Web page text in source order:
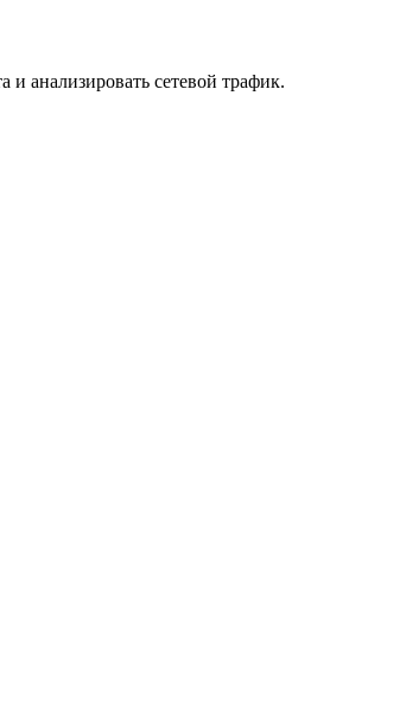
анализировать сетевой трафик.